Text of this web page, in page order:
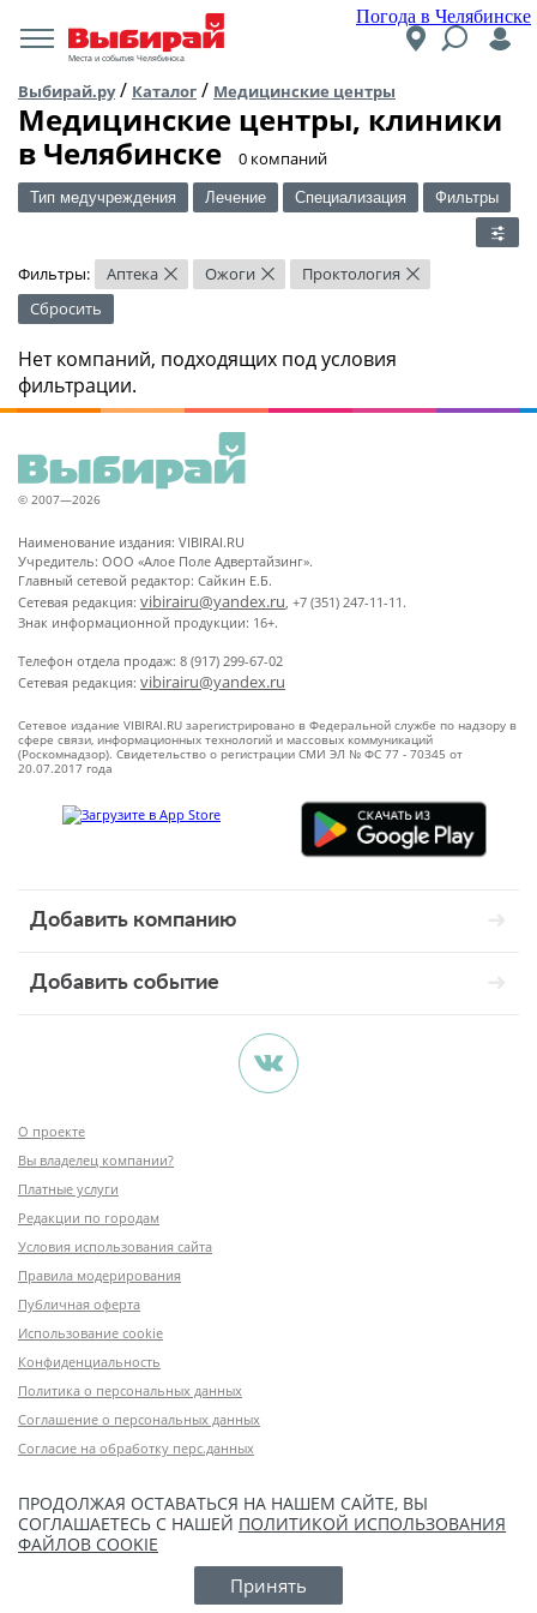
Погода в Челябинске
Места и события Челябинска
Выбирай.ру/ Каталог / Медицинские центры
Медицинские центры, клиники
в Челябинске
​0 компаний
Тип медучреждения Лечение Специализация Фильтры
Фильтры: Аптека × Ожоги × Проктология ×
Сбросить
Нет компаний, подходящих под условия
фильтрации.
© 2007—2026
Наименование издания: VIBIRAI.RU
Учредитель: ООО «Алое Поле Адвертайзинг».
Главный сетевой редактор: Сайкин Е.Б.
Сетевая редакция: vibirairu@yandex.ru, +7 (351) 247-11-11.
Знак информационной продукции: 16+.
Телефон отдела продаж: 8 (917) 299-67-02
Сетевая редакция: vibirairu@yandex.ru
Сетевое издание VIBIRAI.RU зарегистрировано в Федеральной службе по надзору в
сфере связи, информационных технологий и массовых коммуникаций
(Роскомнадзор). Свидетельство о регистрации СМИ ЭЛ № ФС 77 - 70345 от
20.07.2017 года
Добавить компанию
Добавить событие
О проекте
Вы владелец компании?
Платные услуги
Редакции по городам
Условия использования сайта
Правила модерирования
Публичная оферта
Использование cookie
Конфиденциальность
Политика о персональных данных
Соглашение о персональных данных
Согласие на обработку перс.данных
ПРОДОЛЖАЯ ОСТАВАТЬСЯ НА НАШЕМ САЙТЕ, ВЫ
СОГЛАШАЕТЕСЬ С НАШЕЙ ПОЛИТИКОЙ ИСПОЛЬЗОВАНИЯ
ФАЙЛОВ COOKIE
Принять